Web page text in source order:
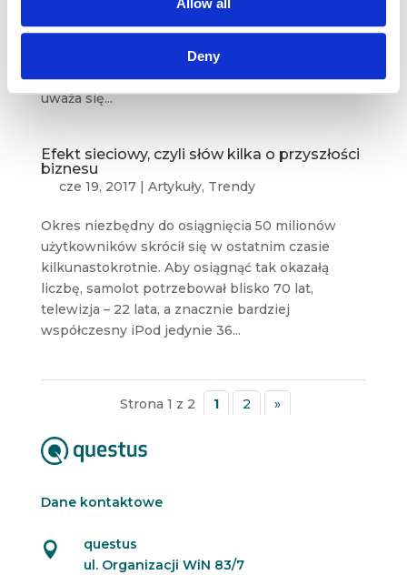
Deny
na swój ustrój polityczny i jego trudną historię.
Chiński rząd, choć już dawno zrezygnował
z centralnego zarządzania gospodarką, wciąż
uważa się...
Efekt sieciowy, czyli słów kilka o przyszłości
biznesu
cze 19, 2017| Artykuły, Trendy
Okres niezbędny do osiągnięcia 50 milionów
użytkowników skrócił się w ostatnim czasie
kilkunastokrotnie. Aby osiągnąć tak okazałą
liczbę, samolot potrzebował blisko 70 lat,
telewizja – 22 lata, a znacznie bardziej
współczesny iPod jedynie 36...
Strona 1 z 2 1 2 »
Dane kontaktowe

questus
ul. Organizacji WiN 83/7